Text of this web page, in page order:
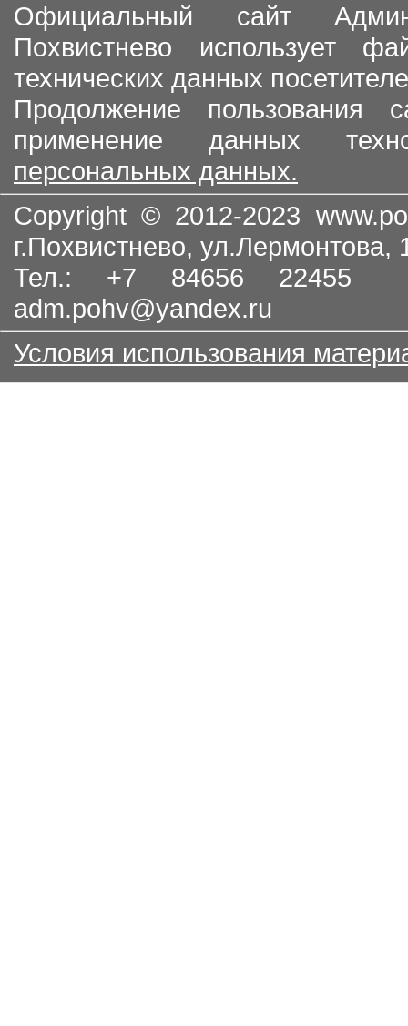
Официальный сайт
Похвистнево использует
технических данных
Продолжение пользования
применение данных
персональных данных.
Copyright © 2012-2023
г.Похвистнево, ул.Лермонтова,
Тел.: +7 84656
adm.pohv@yandex.ru
Условия использования